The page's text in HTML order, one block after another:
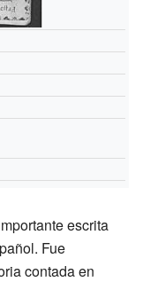
escrita
Fue
contada en